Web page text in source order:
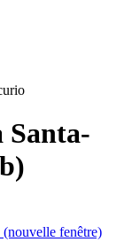
Santa-
(nouvelle fenêtre)